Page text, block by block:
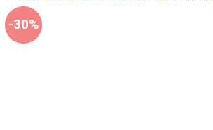
-30%